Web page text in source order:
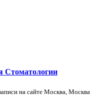
Стоматологии
на сайте Москва, Москва